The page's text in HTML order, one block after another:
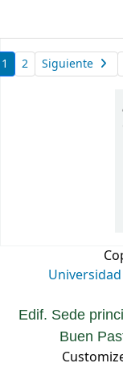
1 2 Siguiente
Edif. Sede
Buen